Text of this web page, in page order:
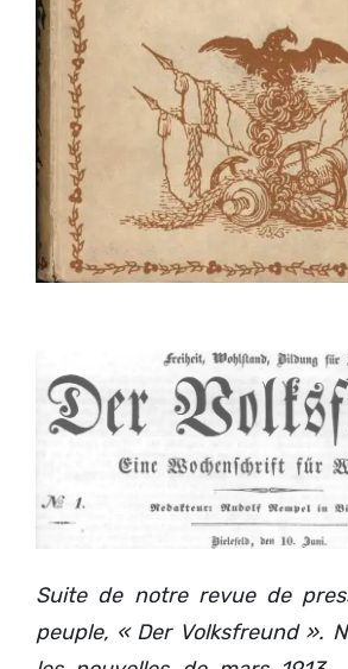
Suite de notre revue de
peuple, « Der Volksfreund ».